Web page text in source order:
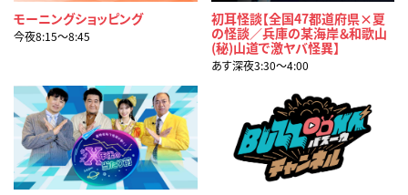
モーニングショッピング
今夜8:15〜8:45
初耳怪談【全国47都道府県×夏
の怪談／兵庫の某海岸＆和歌山
(秘)山道で激ヤバ怪異】
あす深夜3:30〜4:00